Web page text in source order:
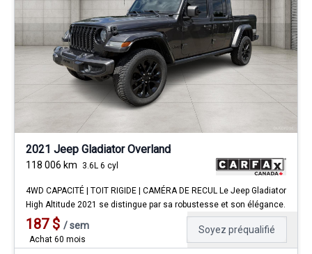
2021 Jeep Gladiator Overland
118 006 km 3.6L 6 cyl
4WD CAPACITÉ | TOIT RIGIDE | CAMÉRA DE RECUL Le Jeep Gladiator
High Altitude 2021 se distingue par sa robustesse et son élégance.
187$ /sem
Achat 60 mois
Soyez préqualifié